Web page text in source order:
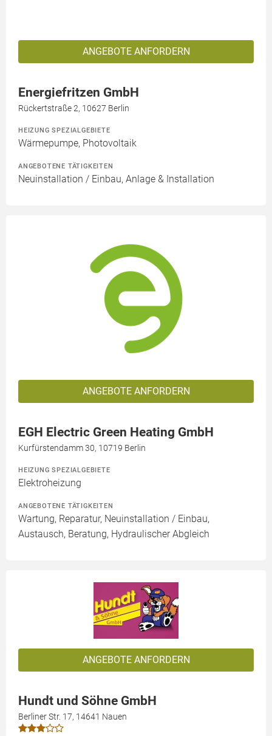
ANGEBOTE ANFORDERN
Energiefritzen GmbH
Rückertstraße 2, 10627 Berlin
HEIZUNG SPEZIALGEBIETE
Wärmepumpe, Photovoltaik
ANGEBOTENE TÄTIGKEITEN
Neuinstallation / Einbau, Anlage & Installation
ANGEBOTE ANFORDERN
EGH Electric Green Heating GmbH
Kurfürstendamm 30, 10719 Berlin
HEIZUNG SPEZIALGEBIETE
Elektroheizung
ANGEBOTENE TÄTIGKEITEN
Wartung, Reparatur, Neuinstallation / Einbau,
Austausch, Beratung, Hydraulischer Abgleich
ANGEBOTE ANFORDERN
Hundt und Söhne GmbH
Berliner Str. 17, 14641 Nauen